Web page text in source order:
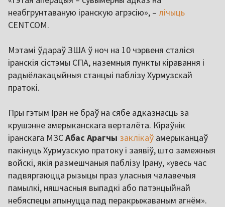
неабгрунтаваную іранскую агрэсію», – лічыць
CENTCOM.
Мэтамі ўдараў ЗША ў ноч на 10 чэрвеня сталіся
іранскія сістэмы СПА, наземныя пункты кіравання і
радыёлакацыйныя станцыі паблізу Хурмузскай
пратокі.
Пры гэтым Іран не браў на сябе адказнасць за
крушэнне амерыканскага верталёта. Кіраўнік
іранскага МЗСАбас Арагчы заклікаў амерыканцаў
пакінуць Хурмузскую пратоку і заявіў, што замежныя
войскі, якія размешчаныя паблізу Ірану, «увесь час
падвяргаюцца рызыцы праз уласныя чалавечыя
памылкі, няшчасныя выпадкі або патэнцыйнай
небяспецы апынуцца пад перакрыжаваным агнём».